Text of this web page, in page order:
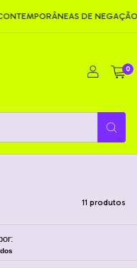
DE NEGAÇÃO
0
11 produtos